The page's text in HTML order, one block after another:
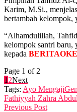
Karim, M.Si.,
bertambah kelompok,
“Alhamdulillah,
kelompok santri baru,
kepada
Page 1 of 2
1 2Next
Tags: Ayo Mengaji
Fathiyyah Zahra
Previous Post